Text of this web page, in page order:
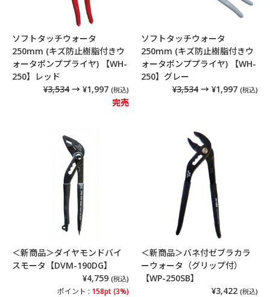
ソフトタッチウォータ
250mm (キズ防止樹脂付きウ
ォータポンププライヤ) 【WH-
250】レッド
¥3,534 → ¥1,997 (税込)
完売
ソフトタッチウォータ
250mm (キズ防止樹脂付きウ
ォータポンププライヤ) 【WH-
250】グレー
¥3,534 → ¥1,997 (税込)
＜新商品＞ダイヤモンドバイ
スモータ【DVM-190DG】
¥4,759 (税込)
ポイント : 158pt (3%)
＜新商品＞バネ付ゼブラカラ
ーウォータ（グリップ付）
【WP-250SB】
¥3,422 (税込)